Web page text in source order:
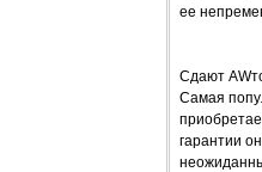
ее
Сдают
Самая
гарантии